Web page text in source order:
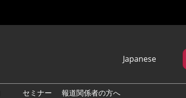
Japanese
English
セミナー 報道関係者の方へ